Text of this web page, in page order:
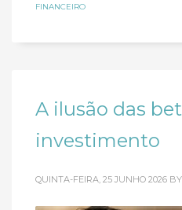
FINANCEIRO
A ilusão das
investimento
QUINTA-FEIRA, 25 JUNHO 2026 BY